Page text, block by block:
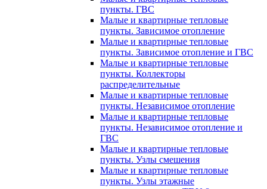
пункты. ГВС
Малые и квартирные тепловые
пункты. Зависимое отопление
Малые и квартирные тепловые
пункты. Зависимое отопление и ГВС
Малые и квартирные тепловые
пункты. Коллекторы
распределительные
Малые и квартирные тепловые
пункты. Независимое отопление
Малые и квартирные тепловые
пункты. Независимое отопление и
ГВС
Малые и квартирные тепловые
пункты. Узлы смешения
Малые и квартирные тепловые
пункты. Узлы этажные